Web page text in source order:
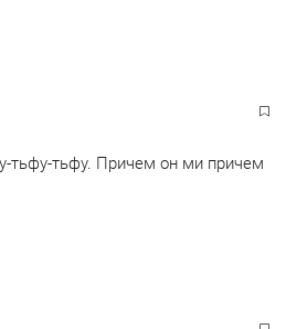
тьфу-тьфу. Причем он ми причем